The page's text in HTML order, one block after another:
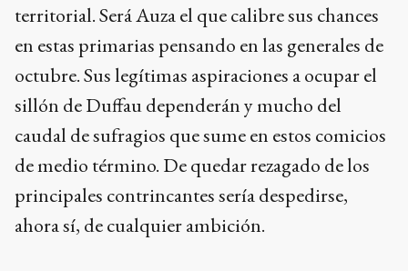
territorial. Será Auza el que calibre sus chances
en estas primarias pensando en las generales de
octubre. Sus legítimas aspiraciones a ocupar el
sillón de Duffau dependerán y mucho del
caudal de sufragios que sume en estos comicios
de medio término. De quedar rezagado de los
principales contrincantes sería despedirse,
ahora sí, de cualquier ambición.